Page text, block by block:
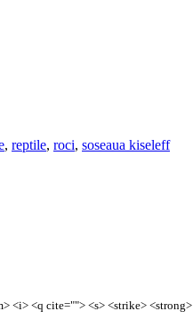
, reptile, roci, soseaua kiseleff
<i> <q cite=""> <s> <strike> <strong>